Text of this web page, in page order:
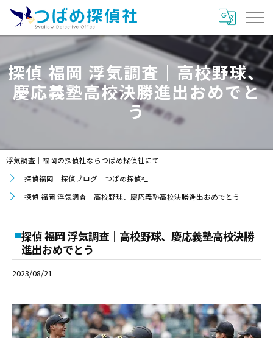
探偵 福岡 浮気調査｜高校野球、
慶応義塾高校決勝進出おめでと
う
浮気調査｜福岡の探偵社ならつばめ探偵社にて
探偵福岡｜探偵ブログ｜つばめ探偵社
探偵 福岡 浮気調査｜高校野球、慶応義塾高校決勝進出おめでとう
探偵 福岡 浮気調査｜高校野球、慶応義塾高校決勝
進出おめでとう
2023/08/21